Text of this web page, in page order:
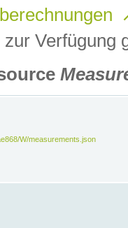
zur Verfügung
W/measurements.json